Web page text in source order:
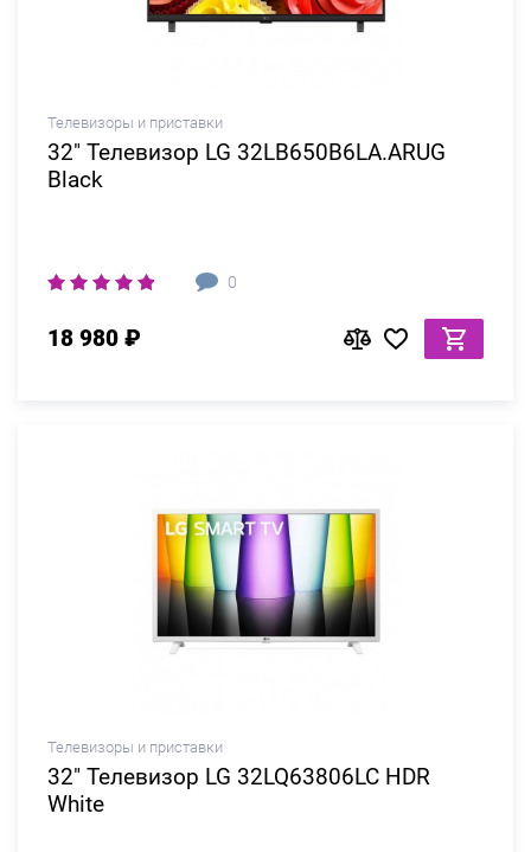
Телевизоры и приставки
32" Телевизор LG 32LB650B6LA.ARUG
Black
0
18 980 ₽
Телевизоры и приставки
32" Телевизор LG 32LQ63806LC HDR
White